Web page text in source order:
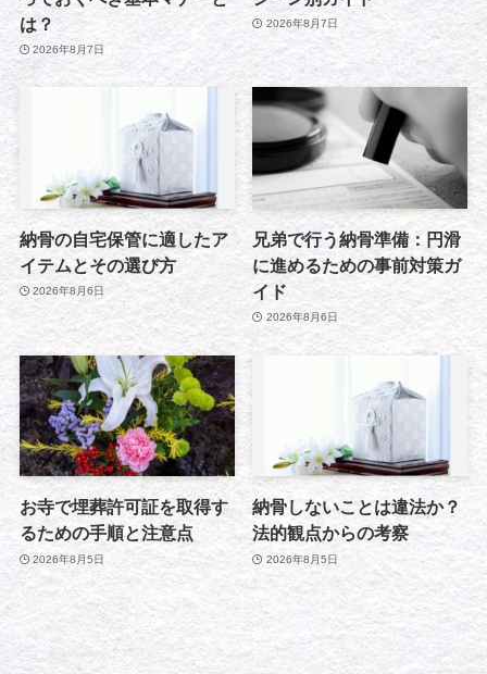
は？
2026年8月7日
2026年8月7日
納骨の自宅保管に適したア
イテムとその選び方
2026年8月6日
兄弟で行う納骨準備：円滑
に進めるための事前対策ガ
イド
2026年8月6日
お寺で埋葬許可証を取得す
るための手順と注意点
2026年8月5日
納骨しないことは違法か？
法的観点からの考察
2026年8月5日